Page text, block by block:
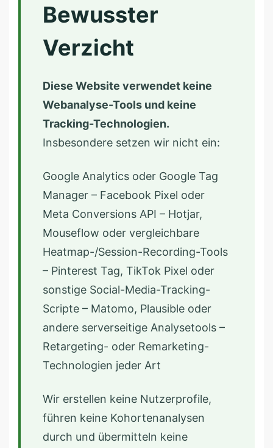
Bewusster
Verzicht
Diese Website verwendet keine
Webanalyse-Tools und keine
Tracking-Technologien.
Insbesondere setzen wir nicht ein:
Google Analytics oder Google Tag
Manager – Facebook Pixel oder
Meta Conversions API – Hotjar,
Mouseflow oder vergleichbare
Heatmap-/Session-Recording-Tools
– Pinterest Tag, TikTok Pixel oder
sonstige Social-Media-Tracking-
Scripte – Matomo, Plausible oder
andere serverseitige Analysetools –
Retargeting- oder Remarketing-
Technologien jeder Art
Wir erstellen keine Nutzerprofile,
führen keine Kohortenanalysen
durch und übermitteln keine